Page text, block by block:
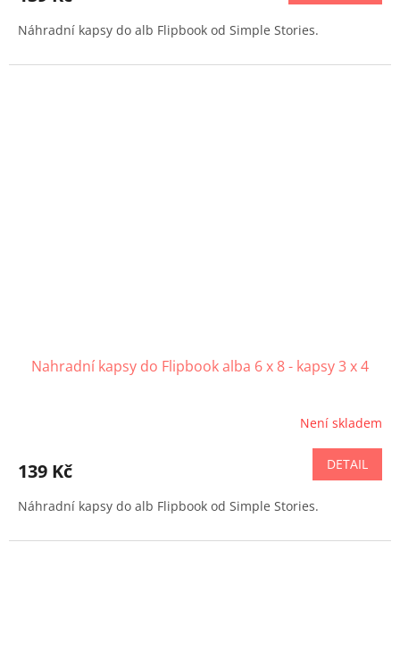
Náhradní kapsy do alb Flipbook od Simple Stories.
Nahradní kapsy do Flipbook alba 6 x 8 - kapsy 3 x 4
Není skladem
139 Kč DETAIL
Náhradní kapsy do alb Flipbook od Simple Stories.